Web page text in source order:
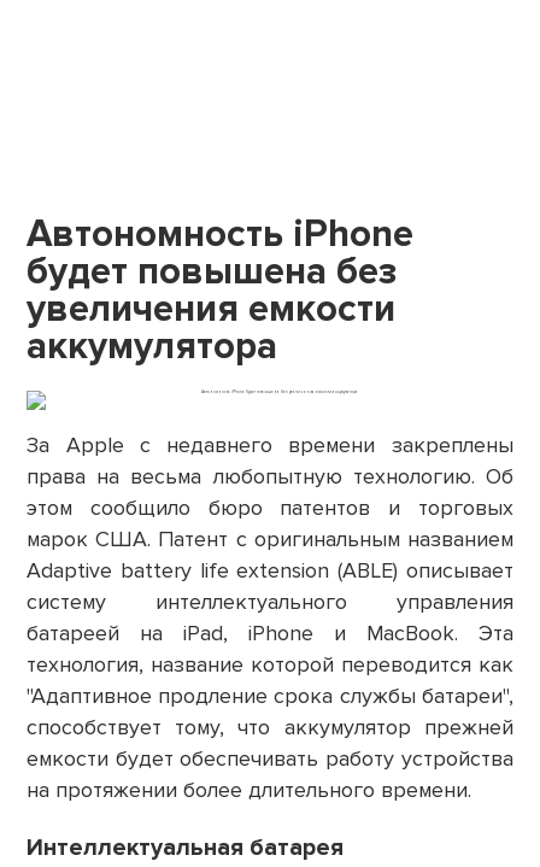
Автономность iPhone
будет повышена без
увеличения емкости
аккумулятора
За Apple с недавнего времени закреплены
права на весьма любопытную технологию. Об
этом сообщило бюро патентов и торговых
марок США. Патент с оригинальным названием
Adaptive battery life extension (ABLE) описывает
систему интеллектуального управления
батареей на iPad, iPhone и MacBook. Эта
технология, название которой переводится как
"Адаптивное продление срока службы батареи",
способствует тому, что аккумулятор прежней
емкости будет обеспечивать работу устройства
на протяжении более длительного времени.
Интеллектуальная батарея